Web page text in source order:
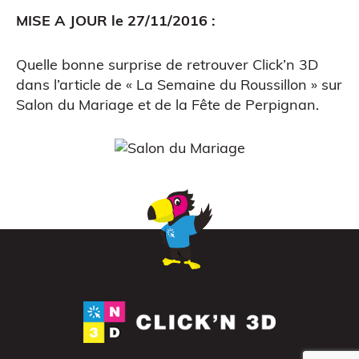
Atelier découverte
Impression 3D pour l’évènementiel
MISE A JOUR le 27/11/2016 :
Quelle bonne surprise de retrouver Click’n 3D
dans l’article de « La Semaine du Roussillon » sur
Salon du Mariage et de la Fête de Perpignan.